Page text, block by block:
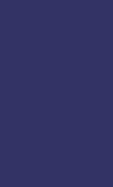
webbplats, öppnas